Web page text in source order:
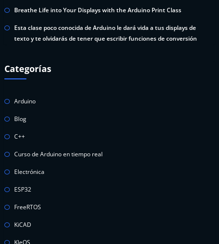
Breathe Life into Your Displays with the Arduino Print Class
Esta clase poco conocida de Arduino le dará vida a tus displays de
texto y te olvidarás de tener que escribir funciones de conversión
Categorías
Arduino
Blog
C++
Curso de Arduino en tiempo real
Electrónica
ESP32
FreeRTOS
KiCAD